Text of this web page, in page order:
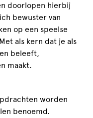
doorlopen hierbij
bewuster van
op een speelse
als kern dat je als
beleeft,
maakt.
worden
benoemd.